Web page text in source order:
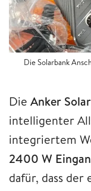
Die Solarbank
Die Anker
intelligenter
integriertem
2400 W
dafür, dass